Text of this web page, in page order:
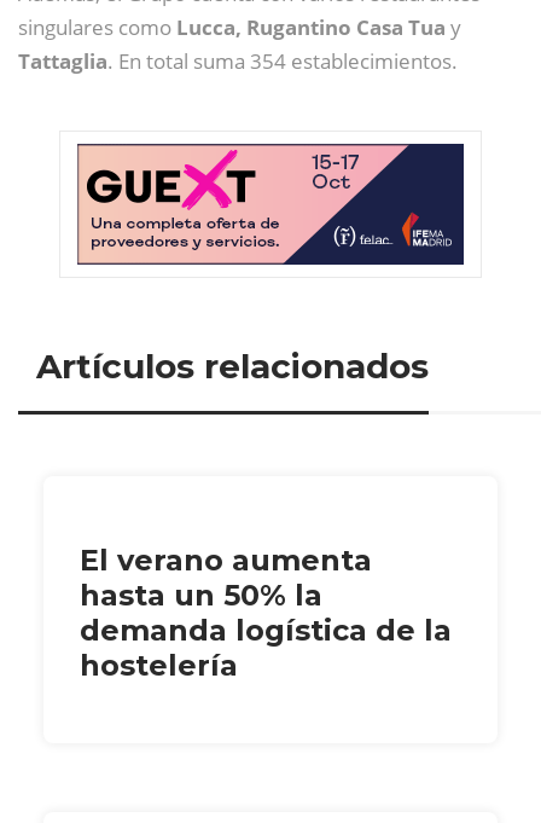
singulares como Lucca, Rugantino Casa Tua y
Tattaglia. En total suma 354 establecimientos.
Artículos relacionados
El verano aumenta
hasta un 50% la
demanda logística de la
hostelería